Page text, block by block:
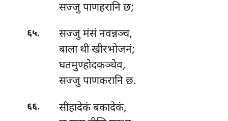
सज्जु पाणहरानि छ;
६५. सज्जुमंसं नवन्नञ्च,
बाला थी खीरभोजनं;
घतमुण्होदकञ्चेव,
सज्जु पाणकरानि छ.
६६. सीहादेकंबकादेकं,